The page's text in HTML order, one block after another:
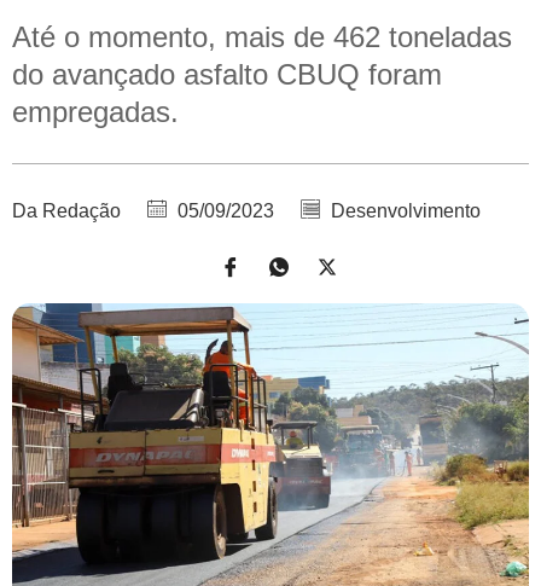
Até o momento, mais de 462 toneladas
do avançado asfalto CBUQ foram
empregadas.
Da Redação 05/09/2023 Desenvolvimento